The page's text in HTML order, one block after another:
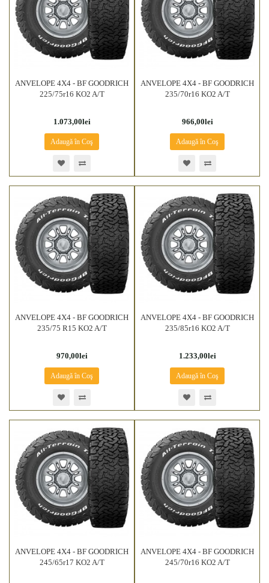
ANVELOPE 4X4 - BF GOODRICH
225/75r16 KO2 A/T
1.073,00lei
Adaugă în Coş
ANVELOPE 4X4 - BF GOODRICH
235/70r16 KO2 A/T
966,00lei
Adaugă în Coş
ANVELOPE 4X4 - BF GOODRICH
235/75 R15 KO2 A/T
970,00lei
Adaugă în Coş
ANVELOPE 4X4 - BF GOODRICH
235/85r16 KO2 A/T
1.233,00lei
Adaugă în Coş
ANVELOPE 4X4 - BF GOODRICH
245/65r17 KO2 A/T
ANVELOPE 4X4 - BF GOODRICH
245/70r16 KO2 A/T